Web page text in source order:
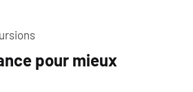
pour mieux